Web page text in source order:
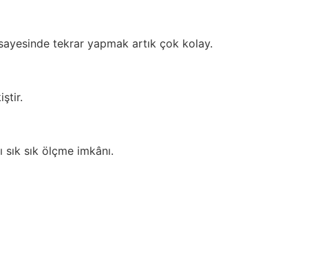
tekrar yapmak artık çok kolay.
sık ölçme imkânı.